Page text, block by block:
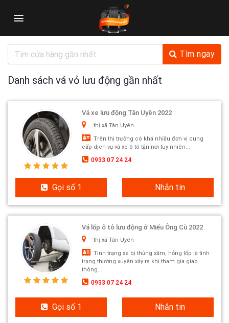
Tìm ngay
Danh sách vá vỏ lưu động gần nhất
Vá xe lưu động Tân Uyên 2022
thị xã Tân Uyên
Trên thị trường có khá nhiều đơn vị cung
cấp dịch vụ vá xe ô tô tận nơi tuy nhiên...
0933 07 24 24
Gọi số 1 Nhắn tin
Vá lốp ô tô lưu động ở Miếu Ông Cù 2022
thị xã Tân Uyên
Tình trạng xe bị thủng xăm, hỏng lốp là tình
trạng thường xuyên xảy ra khi tham gia giao
thông....
0933 07 24 24
Gọi số 1 Nhắn tin